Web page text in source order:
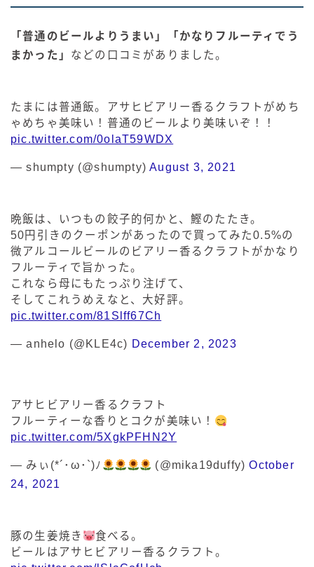
「普通のビールよりうまい」「かなりフルーティでう
まかった」 などの口コミがありました。
たまには普通飯。アサヒビアリー香るクラフトがめち
ゃめちゃ美味い！普通のビールより美味いぞ！！
pic.twitter.com/0olaT59WDX
— shumpty (@shumpty)August 3, 2021
晩飯は、いつもの餃子的何かと、鰹のたたき。
50円引きのクーポンがあったので買ってみた0.5%の
微アルコールビールのビアリー香るクラフトがかなり
フルーティで旨かった。
これなら母にもたっぷり注げて、
そしてこれうめえなと、大好評。
pic.twitter.com/81Slff67Ch
— anhelo (@KLE4c) December 2, 2023
アサヒビアリー香るクラフト
フルーティーな香りとコクが美味い！
pic.twitter.com/5XgkPFHN2Y
— みぃ(*´･ω･`)ﾉ (@mika19duffy)October
24, 2021
豚の生姜焼き
食べる。
ビールはアサヒビアリー香るクラフト。